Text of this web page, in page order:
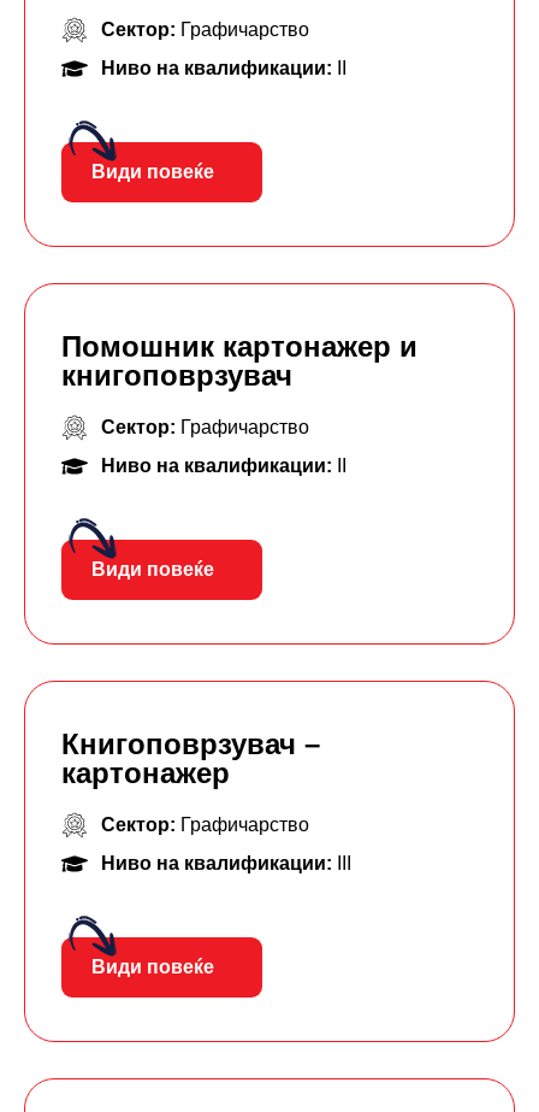
Сектор: Графичарство
Ниво на квалификации:
Види повеќе
Помошник картонажер и
книгоповрзувач
Сектор: Графичарство
Ниво на квалификации:
Види повеќе
Книгоповрзувач –
картонажер
Сектор: Графичарство
Ниво на квалификации:
Види повеќе